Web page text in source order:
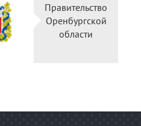
Правительство
Оренбургской
области